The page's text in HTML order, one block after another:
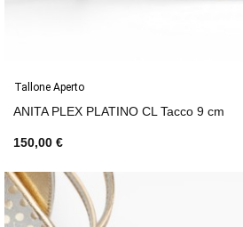
Tallone Aperto
ANITA PLEX PLATINO CL Tacco 9 cm
150,00 €